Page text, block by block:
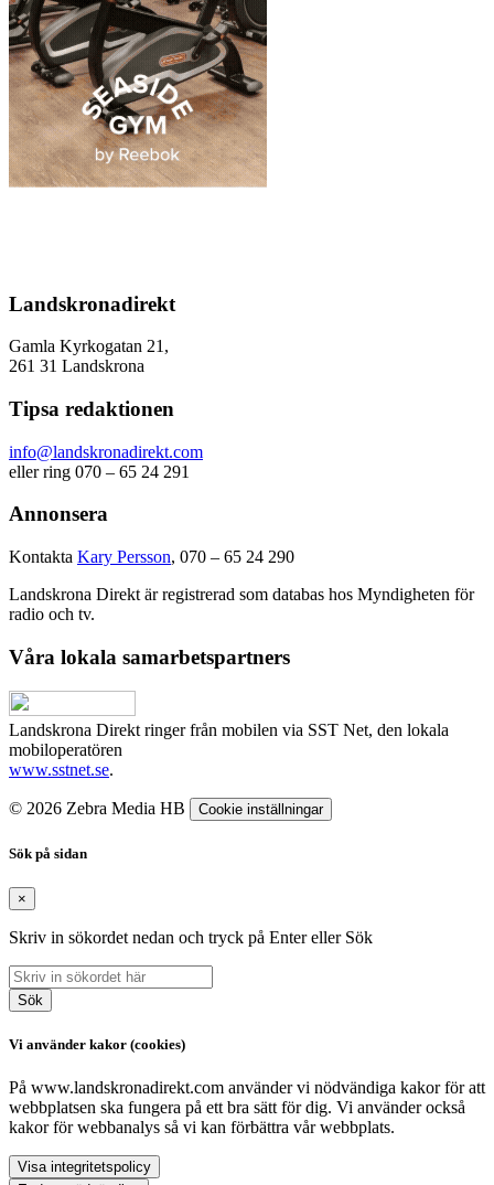
Landskronadirekt
Gamla Kyrkogatan 21,
261 31 Landskrona
Tipsa redaktionen
info@landskronadirekt.com
eller ring 070 – 65 24 291
Annonsera
Kontakta Kary Persson, 070 – 65 24 290
Landskrona Direkt är registrerad som databas hos Myndigheten för
radio och tv.
Våra lokala samarbetspartners
Landskrona Direkt ringer från mobilen via SST Net, den lokala
mobiloperatören
www.sstnet.se.
© 2026 Zebra Media HB Cookie inställningar
Sök på sidan
×
Skriv in sökordet nedan och tryck på Enter eller Sök
Sök
Vi använder kakor (cookies)
På www.landskronadirekt.com använder vi nödvändiga kakor för att
webbplatsen ska fungera på ett bra sätt för dig. Vi använder också
kakor för webbanalys så vi kan förbättra vår webbplats.
Visa integritetspolicy